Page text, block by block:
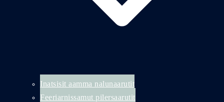
Inatsisit aamma nalunaarutit
Feeriarnissamut pilersaarutit